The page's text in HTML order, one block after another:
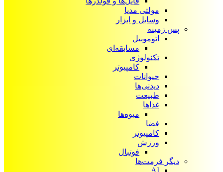
مولتی مدیا
وسایل و ابزار
پس زمینه
اتوموبیل
مسابقه‌ای
تکنولوژی
کامپیوتر
حیوانات
دیدنی‌ها
طبیعت
غذاها
میوه‌ها
فضا
کامپیوتر
ورزش
فوتبال
دیگر فرمت‌ها